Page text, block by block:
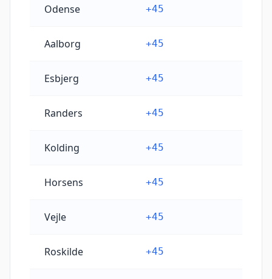
Odense +45
Aalborg +45
Esbjerg +45
Randers +45
Kolding +45
Horsens +45
Vejle +45
Roskilde +45